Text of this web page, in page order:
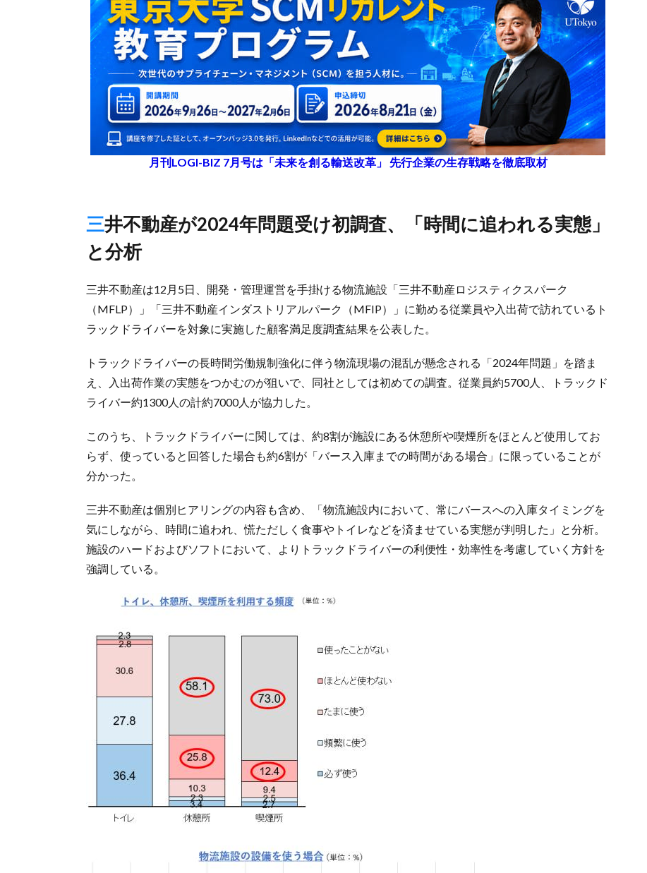
月刊LOGI-BIZ 7月号は「未来を創る輸送改革」 先行企業の生存戦略を徹底取材
三井不動産が2024年問題受け初調査、「時間に追われる実態」
と分析
三井不動産は12月5日、開発・管理運営を手掛ける物流施設「三井不動産ロジスティクスパーク
（MFLP）」「三井不動産インダストリアルパーク（MFIP）」に勤める従業員や入出荷で訪れているト
ラックドライバーを対象に実施した顧客満足度調査結果を公表した。
トラックドライバーの長時間労働規制強化に伴う物流現場の混乱が懸念される「2024年問題」を踏ま
え、入出荷作業の実態をつかむのが狙いで、同社としては初めての調査。従業員約5700人、トラックド
ライバー約1300人の計約7000人が協力した。
このうち、トラックドライバーに関しては、約8割が施設にある休憩所や喫煙所をほとんど使用してお
らず、使っていると回答した場合も約6割が「バース入庫までの時間がある場合」に限っていることが
分かった。
三井不動産は個別ヒアリングの内容も含め、「物流施設内において、常にバースへの入庫タイミングを
気にしながら、時間に追われ、慌ただしく食事やトイレなどを済ませている実態が判明した」と分析。
施設のハードおよびソフトにおいて、よりトラックドライバーの利便性・効率性を考慮していく方針を
強調している。